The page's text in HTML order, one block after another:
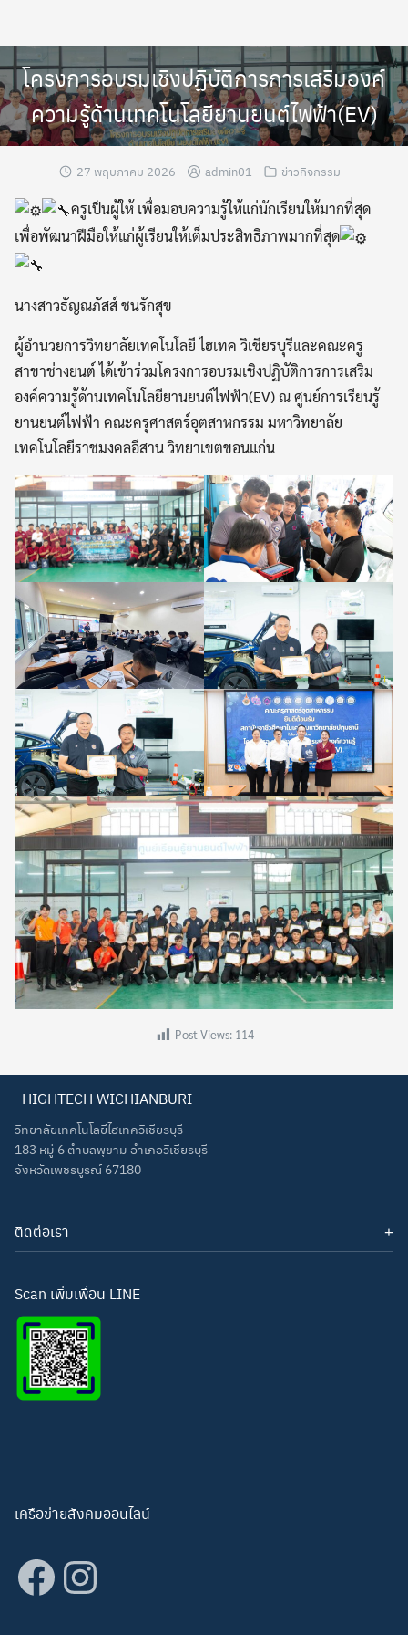
content
Search
โครงการอบรมเชิงปฏิบัติการการเสริมองค์
ความรู้ด้านเทคโนโลยียานยนต์ไฟฟ้า(EV)
27 พฤษภาคม 2026 admin01 ข่าวกิจกรรม
ครูเป็นผู้ให้ เพื่อมอบความรู้ให้แก่นักเรียนให้มากที่สุด
เพื่อพัฒนาฝีมือให้แก่ผู้เรียนให้เต็มประสิทธิภาพมากที่สุด
นางสาวธัญณภัสส์ ชนรักสุข
ผู้อำนวยการวิทยาลัยเทคโนโลยี ไฮเทค วิเชียรบุรีและคณะครู
สาขาช่างยนต์ ได้เข้าร่วมโครงการอบรมเชิงปฏิบัติการการเสริม
องค์ความรู้ด้านเทคโนโลยียานยนต์ไฟฟ้า(EV) ณ ศูนย์การเรียนรู้
ยานยนต์ไฟฟ้า คณะครุศาสตร์อุตสาหกรรม มหาวิทยาลัย
เทคโนโลยีราชมงคลอีสาน วิทยาเขตขอนแก่น
Post Views: 114
HIGHTECH WICHIANBURI
วิทยาลัยเทคโนโลยีไฮเทควิเชียรบุรี
183 หมู่ 6 ตำบลพุขาม อำเภอวิเชียรบุรี
จังหวัดเพชรบูรณ์ 67180
ติดต่อเรา
โทรศัพท์: 093-3277343
อีเมล: hightechwichian@gmail.com
Scan เพิ่มเพื่อน LINE
เครือข่ายสังคมออนไลน์
Facebook
Instagram